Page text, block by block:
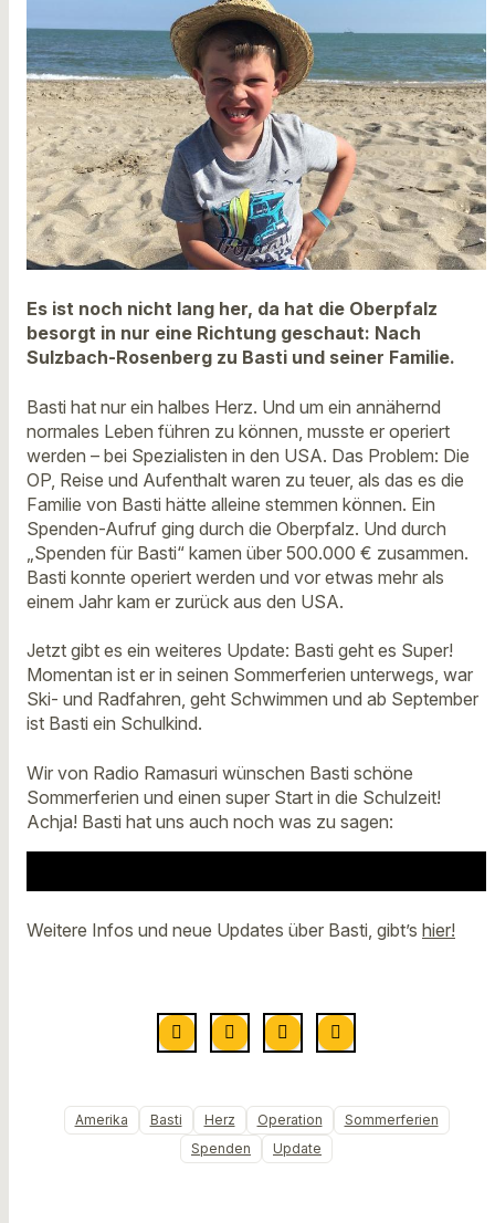
Es ist noch nicht lang her, da hat die Oberpfalz
besorgt in nur eine Richtung geschaut: Nach
Sulzbach-Rosenberg zu Basti und seiner Familie.
Basti hat nur ein halbes Herz. Und um ein annähernd
normales Leben führen zu können, musste er operiert
werden – bei Spezialisten in den USA. Das Problem: Die
OP, Reise und Aufenthalt waren zu teuer, als das es die
Familie von Basti hätte alleine stemmen können. Ein
Spenden-Aufruf ging durch die Oberpfalz. Und durch
„Spenden für Basti“ kamen über 500.000 € zusammen.
Basti konnte operiert werden und vor etwas mehr als
einem Jahr kam er zurück aus den USA.
Jetzt gibt es ein weiteres Update: Basti geht es Super!
Momentan ist er in seinen Sommerferien unterwegs, war
Ski- und Radfahren, geht Schwimmen und ab September
ist Basti ein Schulkind.
Wir von Radio Ramasuri wünschen Basti schöne
Sommerferien und einen super Start in die Schulzeit!
Achja! Basti hat uns auch noch was zu sagen:
Weitere Infos und neue Updates über Basti, gibt’s hier!
Amerika Basti Herz Operation
Sommerferien
Spenden
Update